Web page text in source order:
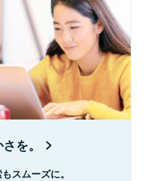
を。
スムーズに。